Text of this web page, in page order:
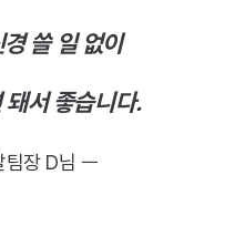
쓸 일 없이
돼서 좋습니다.
팀장 D님 ㅡ